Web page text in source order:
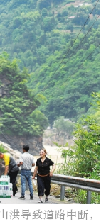
导致道路中断，